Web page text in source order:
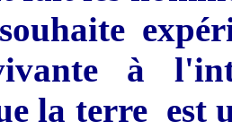
à
la terre est